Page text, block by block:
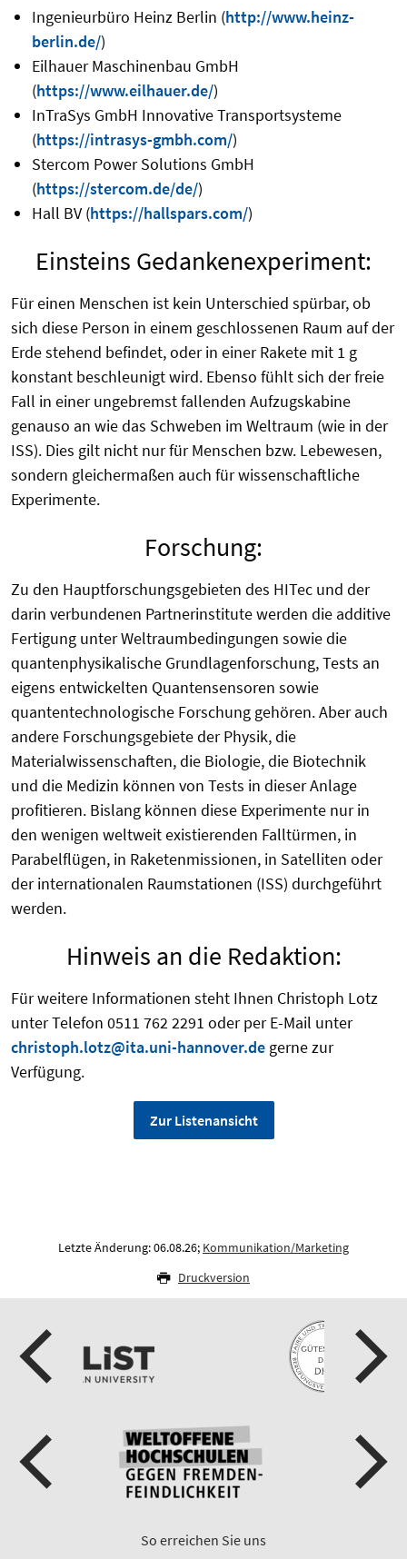
Ingenieurbüro Heinz Berlin (http://www.heinz-
berlin.de/)
Eilhauer Maschinenbau GmbH
(https://www.eilhauer.de/)
InTraSys GmbH Innovative Transportsysteme
(https://intrasys-gmbh.com/)
Stercom Power Solutions GmbH
(https://stercom.de/de/)
Hall BV (https://hallspars.com/)
Einsteins Gedankenexperiment:
Für einen Menschen ist kein Unterschied spürbar, ob
sich diese Person in einem geschlossenen Raum auf der
Erde stehend befindet, oder in einer Rakete mit 1 g
konstant beschleunigt wird. Ebenso fühlt sich der freie
Fall in einer ungebremst fallenden Aufzugskabine
genauso an wie das Schweben im Weltraum (wie in der
ISS). Dies gilt nicht nur für Menschen bzw. Lebewesen,
sondern gleichermaßen auch für wissenschaftliche
Experimente.
Forschung:
Zu den Hauptforschungsgebieten des HITec und der
darin verbundenen Partnerinstitute werden die additive
Fertigung unter Weltraumbedingungen sowie die
quantenphysikalische Grundlagenforschung, Tests an
eigens entwickelten Quantensensoren sowie
quantentechnologische Forschung gehören. Aber auch
andere Forschungsgebiete der Physik, die
Materialwissenschaften, die Biologie, die Biotechnik
und die Medizin können von Tests in dieser Anlage
profitieren. Bislang können diese Experimente nur in
den wenigen weltweit existierenden Falltürmen, in
Parabelflügen, in Raketenmissionen, in Satelliten oder
der internationalen Raumstationen (ISS) durchgeführt
werden.
Hinweis an die Redaktion:
Für weitere Informationen steht Ihnen Christoph Lotz
unter Telefon 0511 762 2291 oder per E-Mail unter
christoph.lotz@ita.uni-hannover.de gerne zur
Verfügung.
Zur Listenansicht
Letzte Änderung: 06.08.26; Kommunikation/Marketing
Druckversion
So erreichen Sie uns